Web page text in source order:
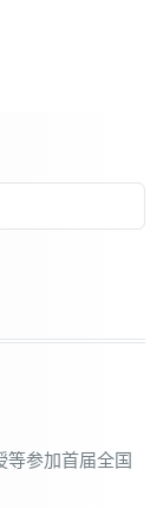
等参加首届全国